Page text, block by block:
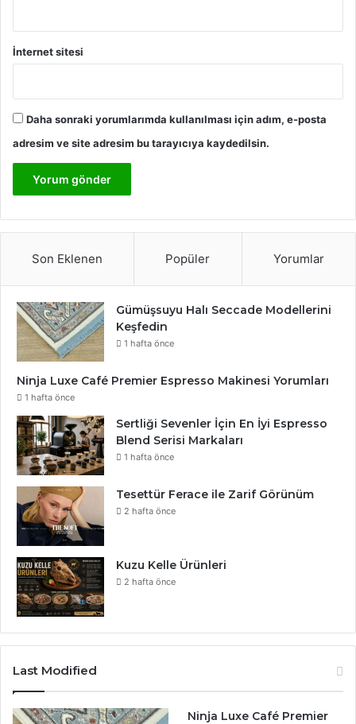
İnternet sitesi
Daha sonraki yorumlarımda kullanılması için adım, e-posta
adresim ve site adresim bu tarayıcıya kaydedilsin.
Son Eklenen Popüler Yorumlar
Gümüşsuyu Halı Seccade Modellerini
Keşfedin
1 hafta önce
Ninja Luxe Café Premier Espresso Makinesi Yorumları
1 hafta önce
Sertliği Sevenler İçin En İyi Espresso
Blend Serisi Markaları
1 hafta önce
Tesettür Ferace ile Zarif Görünüm
2 hafta önce
Kuzu Kelle Ürünleri
2 hafta önce
Last Modified
Ninja Luxe Café Premier